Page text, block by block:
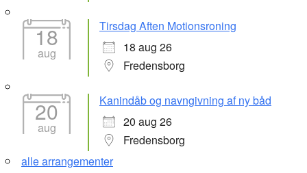
18
aug
Tirsdag Aften Motionsroning
18 aug 26
Fredensborg
20
aug
Kanindåb og navngivning af ny båd
20 aug 26
Fredensborg
alle arrangementer